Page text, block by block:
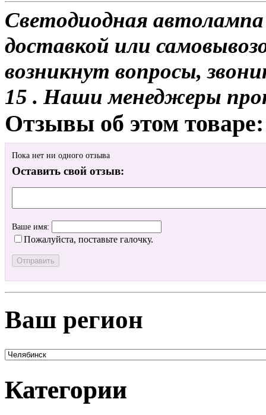
Светодиодная
доставкой или
возникнут вопросы,
15 . Наши менеджеры
Отзывы об этом товаре:
Пока нет ни одного отзыва
Оставить свой отзыв:
Ваше имя:
Пожалуйста, поставьте галочку.
Ваш регион
Категории